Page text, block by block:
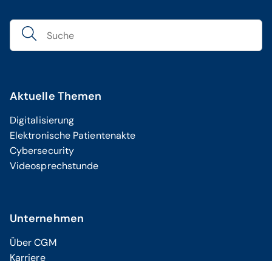
Aktuelle Themen
Digitalisierung
Elektronische Patientenakte
Cybersecurity
Videosprechstunde
Unternehmen
Über CGM
Karriere